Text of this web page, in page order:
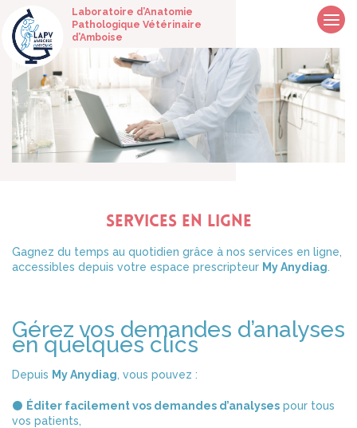
Laboratoire d’Anatomie
Pathologique Vétérinaire
d’Amboise
SERVICES EN LIGNE
Gagnez du temps au quotidien grâce à nos services en ligne,
accessibles depuis votre espace prescripteur My Anydiag.
Gérez vos demandes d’analyses
en quelques clics
Depuis My Anydiag, vous pouvez :
⚫ Éditer facilement vos demandes d’analyses pour tous
vos patients,